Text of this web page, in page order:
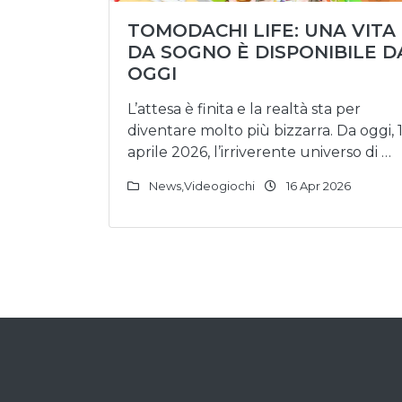
TOMODACHI LIFE: UNA VITA
DA SOGNO È DISPONIBILE
OGGI
L’attesa è finita e la realtà sta per
diventare molto più bizzarra. Da oggi,
aprile 2026, l’irriverente universo di …
NewsVideogiochi 16 Apr 2026